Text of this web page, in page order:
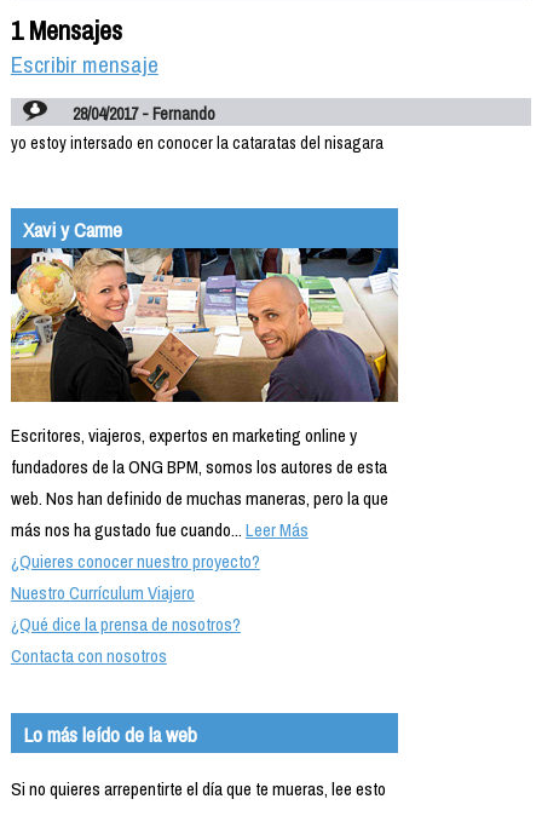
1 Mensajes
Escribir mensaje
28/04/2017 - Fernando
yo estoy intersado en conocer la cataratas del nisagara
Xavi y Carme
Escritores, viajeros, expertos en marketing online y
fundadores de la ONG BPM, somos los autores de esta
web. Nos han definido de muchas maneras, pero la que
más nos ha gustado fue cuando...Leer Más
¿Quieres conocer nuestro proyecto?
Nuestro Currículum Viajero
¿Qué dice la prensa de nosotros?
Contacta con nosotros
Lo más leído de la web
Si no quieres arrepentirte el día que te mueras, lee esto